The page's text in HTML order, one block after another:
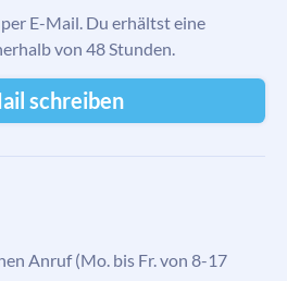
E-Mail. Du erhältst eine
von 48 Stunden.
schreiben
Anruf (Mo. bis Fr. von 8-17